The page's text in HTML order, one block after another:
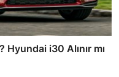
Hyundai i30 Alınır mı